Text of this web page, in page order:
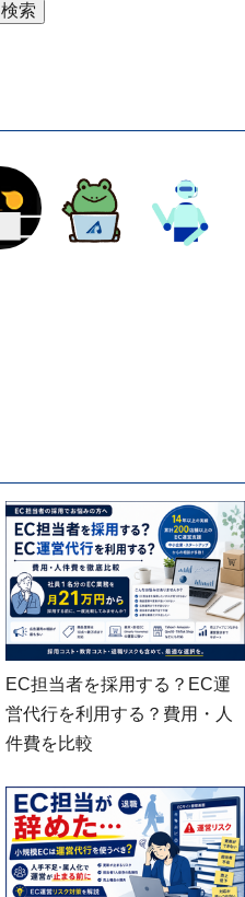
検索
EC担当者を採用する？EC運
営代行を利用する？費用・人
件費を比較